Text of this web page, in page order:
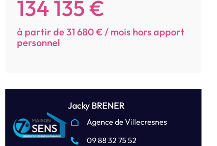
134 135 €
à partir de 31 680 € / mois hors apport
personnel
Jacky BRENER
Agence de Villecresnes
09 88 32 75 52